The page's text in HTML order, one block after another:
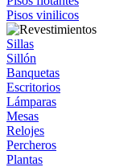
Pisos vinilicos
Sillas
Sillón
Banquetas
Escritorios
Lámparas
Mesas
Relojes
Percheros
Plantas